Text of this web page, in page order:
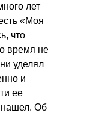
лет
«Моя
что
время не
уделял
и
ее
нашел. Об